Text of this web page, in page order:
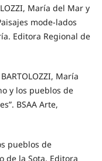
María del Mar y
mode-lados
Editora Regional de
María
y los pueblos de
BSAA Arte,
pueblos de
de la Sota. Editora